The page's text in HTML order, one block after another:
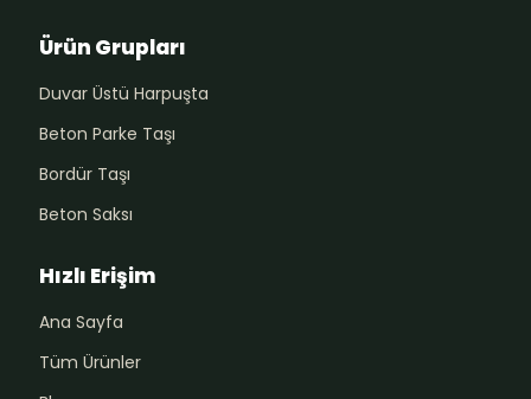
Ürün Grupları
Duvar Üstü Harpuşta
Beton Parke Taşı
Bordür Taşı
Beton Saksı
Hızlı Erişim
Ana Sayfa
Tüm Ürünler